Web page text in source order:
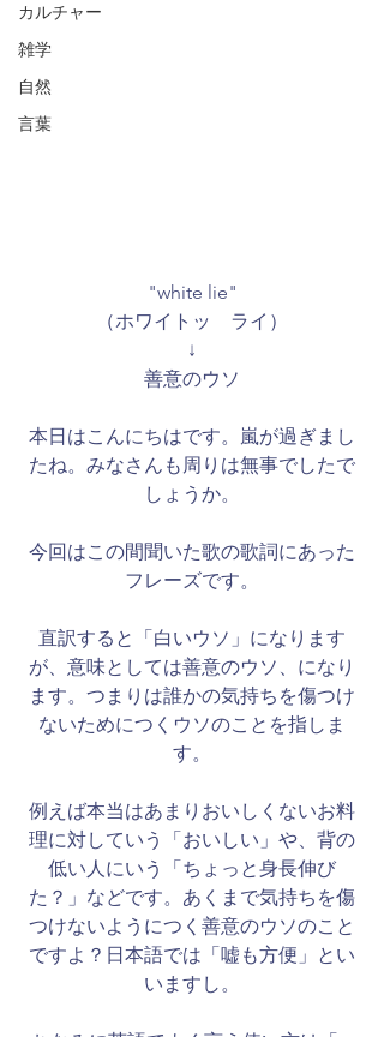
カルチャー
雑学
自然
言葉
"white lie"
（ホワイトッ　ライ）
↓
善意のウソ
本日はこんにちはです。嵐が過ぎまし
たね。みなさんも周りは無事でしたで
しょうか。
今回はこの間聞いた歌の歌詞にあった
フレーズです。
直訳すると「白いウソ」になります
が、意味としては善意のウソ、になり
ます。つまりは誰かの気持ちを傷つけ
ないためにつくウソのことを指しま
す。
例えば本当はあまりおいしくないお料
理に対していう「おいしい」や、背の
低い人にいう「ちょっと身長伸び
た？」などです。あくまで気持ちを傷
つけないようにつく善意のウソのこと
ですよ？日本語では「嘘も方便」とい
いますし。